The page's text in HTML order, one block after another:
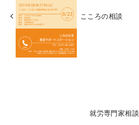
こころの相談
就労専門家相談